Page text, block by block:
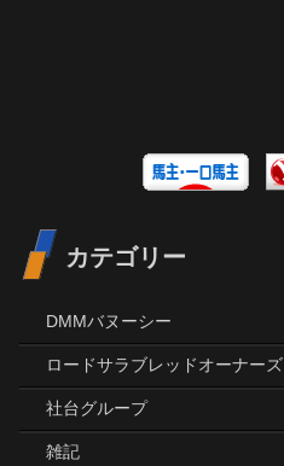
カテゴリー
DMMバヌーシー
ロードサラブレッドオーナーズ
社台グループ
雑記